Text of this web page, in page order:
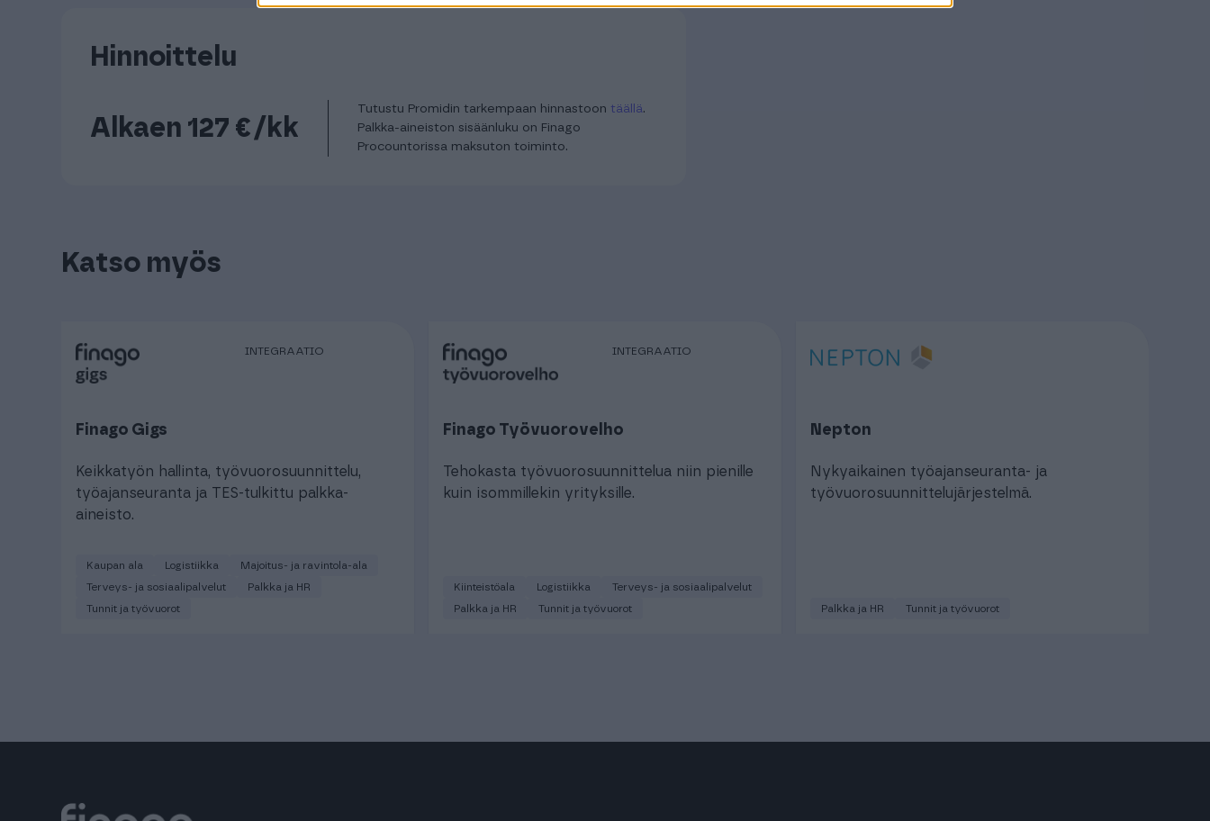
Hinnoittelu
Alkaen 127 €/kk
Tutustu Promidin tarkempaan hinnastoon täällä.
Palkka-aineiston sisäänluku on Finago
Procountorissa maksuton toiminto.
Katso myös
INTEGRAATIO
Finago Gigs
Keikkatyön hallinta, työvuorosuunnittelu,
työajanseuranta ja TES-tulkittu palkka-
aineisto.
Kaupan ala Logistiikka Majoitus- ja ravintola-ala
Terveys- ja sosiaalipalvelut Palkka ja HR
Tunnit ja työvuorot
INTEGRAATIO
Finago Työvuorovelho
Tehokasta työvuorosuunnittelua niin pienille
kuin isommillekin yrityksille.
Kiinteistöala Logistiikka Terveys- ja sosiaalipalvelut
Palkka ja HR Tunnit ja työvuorot
Nepton
Nykyaikainen työajanseuranta- ja
työvuorosuunnittelujärjestelmä.
Palkka ja HR Tunnit ja työvuorot